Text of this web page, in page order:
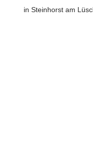
in Steinhorst am